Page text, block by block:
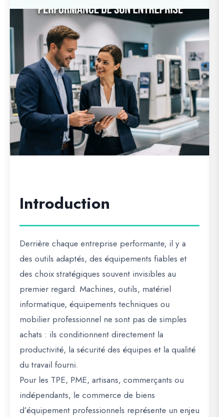
Introduction
Derrière chaque entreprise performante, il y a
des outils adaptés, des équipements fiables et
des choix stratégiques souvent invisibles au
premier regard. Machines, outils, matériel
informatique, équipements techniques ou
mobilier professionnel ne sont pas de simples
achats : ils conditionnent directement la
productivité, la sécurité des équipes et la qualité
du travail fourni.
Pour les TPE, PME, artisans, commerçants ou
indépendants, le commerce de biens
d’équipement professionnels représente un enjeu